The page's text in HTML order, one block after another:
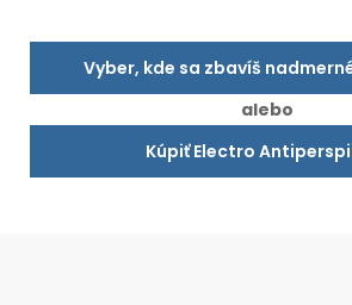
Vyber, kde sa zbavíš
alebo
Kúpiť Electro